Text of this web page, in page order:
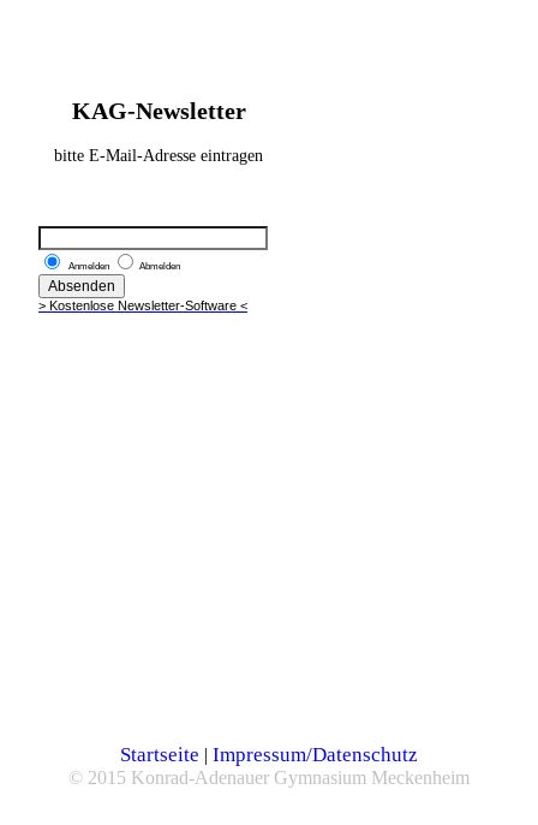
KAG-Newsletter
bitte E-Mail-Adresse eintragen
Startseite | Impressum/Datenschutz
© 2015 Konrad-Adenauer Gymnasium Meckenheim